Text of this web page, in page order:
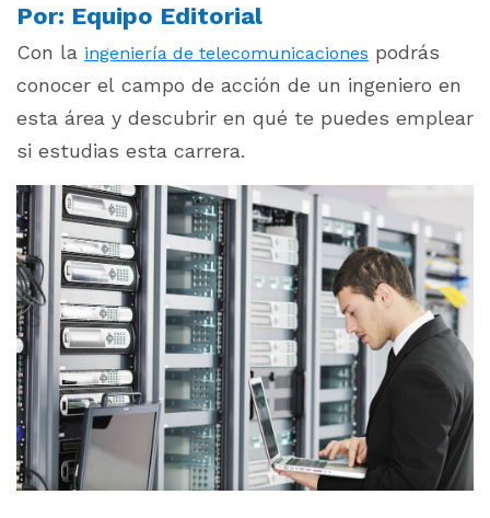
Por: Equipo Editorial
Con la ingeniería de telecomunicaciones podrás
conocer el campo de acción de un ingeniero en
esta área y descubrir en qué te puedes emplear
si estudias esta carrera.